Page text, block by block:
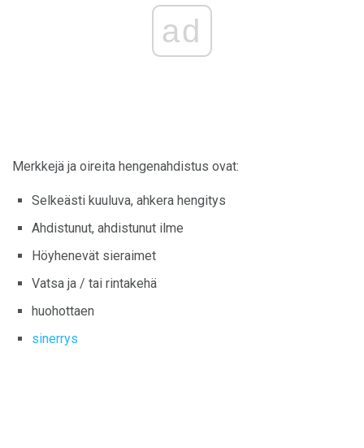
ad
Merkkejä ja oireita hengenahdistus ovat:
Selkeästi kuuluva, ahkera hengitys
Ahdistunut, ahdistunut ilme
Höyhenevät sieraimet
Vatsa ja / tai rintakehä
huohottaen
sinerrys